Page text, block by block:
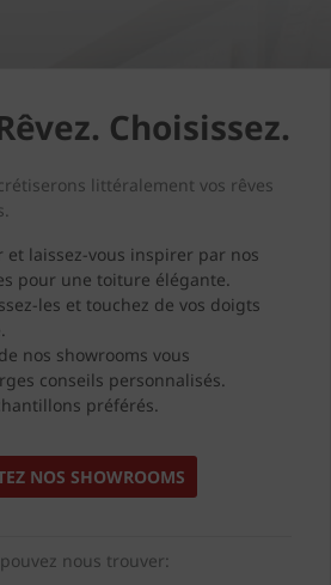
Choisissez.
littéralement vos rêves
et laissez-vous inspirer par nos
pour une toiture élégante.
les et touchez de vos doigts
nos showrooms vous
conseils personnalisés.
préférés.
NOS SHOWROOMS
nous trouver: